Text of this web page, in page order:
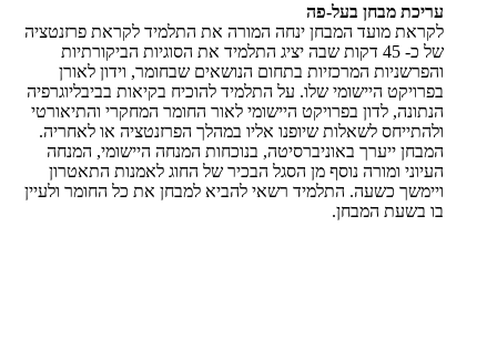
עריכת מבחן בעל-פה
לקראת מועד המבחן ינחה המורה את התלמיד לקראת פרזנטציה
של כ- 45 דקות שבה יציג התלמיד את הסוגיות הביקורתיות
והפרשניות המרכזיות בתחום הנושאים שבחומר, וידון לאורן
בפרויקט היישומי שלו. על התלמיד להוכיח בקיאות בביבליוגרפיה
הנתונה, לדון בפרויקט היישומי לאור החומר המחקרי והתיאורטי
ולהתייחס לשאלות שיופנו אליו במהלך הפרזנטציה או לאחריה.
המבחן ייערך באוניברסיטה, בנוכחות המנחה היישומי, המנחה
העיוני ומורה נוסף מן הסגל הבכיר של החוג לאמנות התאטרון
ויימשך כשעה. התלמיד רשאי להביא למבחן את כל החומר ולעיין
בו בשעת המבחן.